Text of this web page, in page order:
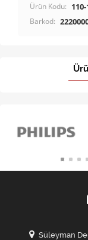
Ürün Kodu:
Barkod:
Süleyman